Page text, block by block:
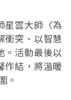
星雲大師〈為
衝突、以智慧
。活動最後以
作結，將溫暖
。